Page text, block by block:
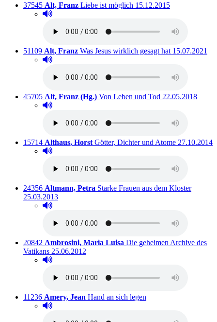
Titelnummer:
37545 von
Alt, Franz: Liebe ist möglich Ausleihbar seit dem
15.12.2015
Hörprobe abspielen
Hörprobe von Liebe ist möglich
Titelnummer:
51109 von
Alt, Franz: Was Jesus wirklich gesagt hat Ausleihbar
15.07.2021
Hörprobe abspielen
Hörprobe von Was Jesus wirklich gesagt hat
Titelnummer:
45705 von
Alt, Franz (Hg.): Von Leben und Tod Ausleihbar seit
22.05.2018
Hörprobe abspielen
Hörprobe von Von Leben und Tod
Titelnummer:
15714 von
Althaus, Horst: Götter, Dichter und Atome Ausleihbar
27.10.2014
Hörprobe abspielen
Hörprobe von Götter, Dichter und Atome
Titelnummer:
24356 von
Altmann, Petra Starke Frauen aus dem Kloster
25.03.2013
Hörprobe abspielen
Hörprobe von Starke Frauen aus dem Kloster
Titelnummer:
20842 von
Ambrosini, Maria Luisa Die geheimen Archive des
Vatikans Ausleihbar seit dem
25.06.2012
Hörprobe abspielen
Hörprobe von Die geheimen Archive des Vatikans
Titelnummer:
11236 von
Amery, Jean Hand an sich legen
Hörprobe abspielen
Hörprobe von Hand an sich legen